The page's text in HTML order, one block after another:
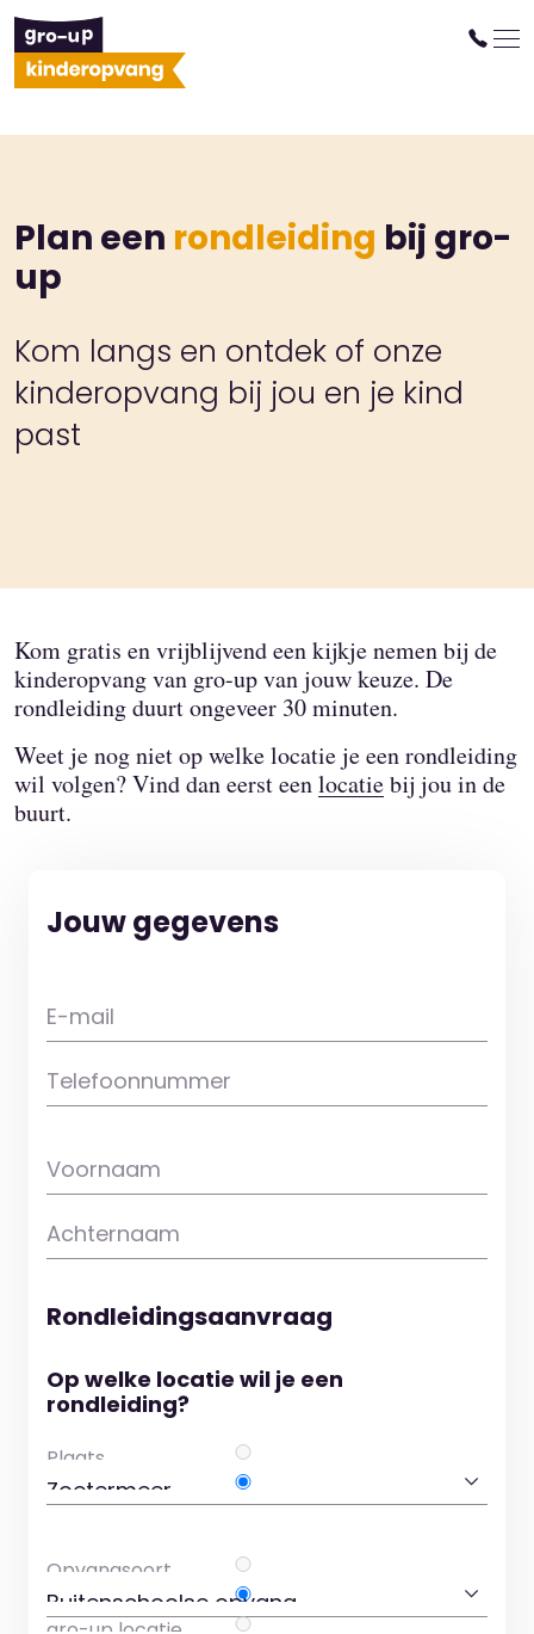
Plan een rondleiding bij gro-
up
Kom langs en ontdek of onze
kinderopvang bij jou en je kind
past
Kom gratis en vrijblijvend een kijkje nemen bij de
kinderopvang van gro-up van jouw keuze. De
rondleiding duurt ongeveer 30 minuten.
Weet je nog niet op welke locatie je een rondleiding
wil volgen? Vind dan eerst eenlocatiebij jou in de
buurt.
Jouw gegevens
E-mail
Telefoonnummer
Voornaam
Achternaam
Rondleidingsaanvraag
Op welke locatie wil je een
rondleiding?